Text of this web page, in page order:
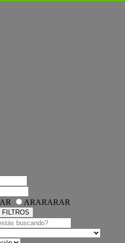
ARARARAR
FILTROS